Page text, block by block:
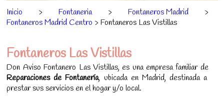
Inicio >Fontaneria> Fontaneros Madrid>
Fontaneros Madrid Centro > Fontaneros Las Vistillas
Fontaneros Las Vistillas
Don Aviso Fontanero Las Vistillas, es una empresa familiar de
Reparaciones de Fontanería, ubicada en Madrid, destinada a
prestar sus servicios en el hogar y/o local.